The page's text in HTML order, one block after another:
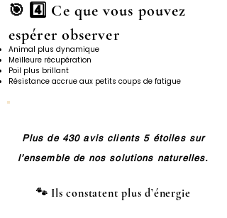
🎯 4️⃣ Ce que vous pouvez
espérer observer
Animal plus dynamique
Meilleure récupération
Poil plus brillant
Résistance accrue aux petits coups de fatigue
Plus de 430 avis clients 5 étoiles sur
l’ensemble de nos solutions naturelles.
🐾 Ils constatent plus d’énergie